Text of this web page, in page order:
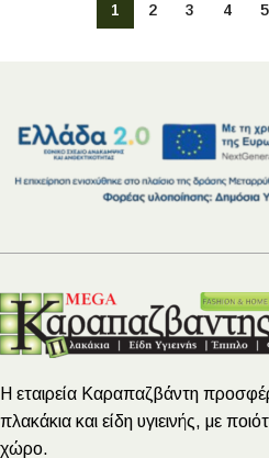
1 2 3 4 5
Η εταιρεία Καραπαζβάντη
πλακάκια και είδη υγιεινής, με
χώρο.